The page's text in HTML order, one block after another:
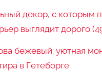
декор, с которым
выглядит дорого
бежевый: уютная
в Гетеборге